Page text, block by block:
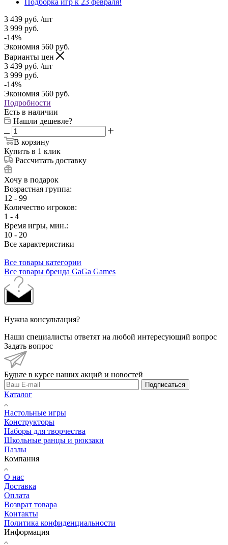
3 439 руб. /шт
3 999 руб.
-14%
Экономия 560 руб.
Варианты цен
3 439 руб. /шт
3 999 руб.
-14%
Экономия 560 руб.
Подробности
Есть в наличии
Нашли дешевле?
В корзину
Купить в 1 клик
Рассчитать доставку
Хочу в подарок
Возрастная группа:
12 - 99
Количество игроков:
1 - 4
Время игры, мин.:
10 - 20
Все характеристики
Все товары категории
Все товары бренда GaGa Games
Нужна консультация?
Наши специалисты ответят на любой интересующий вопрос
Задать вопрос
Будьте в курсе наших акций и новостей
Подписаться
Каталог
Настольные игры
Конструкторы
Наборы для творчества
Школьные ранцы и рюкзаки
Пазлы
Компания
О нас
Доставка
Оплата
Возврат товара
Контакты
Политика конфиденциальности
Информация